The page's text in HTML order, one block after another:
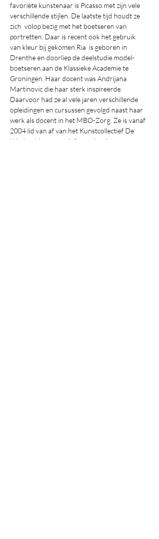
favoriete kunstenaar is Picasso met zijn vele
verschillende stijlen. De laatste tijd houdt ze
zich  volop bezig met het boetseren van
portretten. Daar is recent ook het gebruik
van kleur bij gekomen.Ria  is geboren in
Drenthe en doorliep de deelstudie model-
boetseren aan de Klassieke Academie te
Groningen. Haar docent was Andrijana
Martinovic die haar sterk inspireerde.
Daarvoor had ze al vele jaren verschillende
opleidingen en cursussen gevolgd naast haar
werk als docent in het MBO-Zorg. Ze is vanaf
2004 lid van af van het Kunstcollectief De
Waaier.  Voor meer informatie, zie